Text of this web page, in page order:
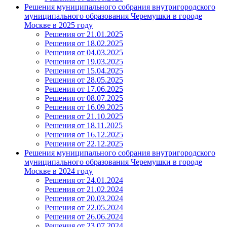
Решения муниципального собрания внутригородского
муниципального образования Черемушки в городе
Москве в 2025 году
Решения от 21.01.2025
Решения от 18.02.2025
Решения от 04.03.2025
Решения от 19.03.2025
Решения от 15.04.2025
Решения от 28.05.2025
Решения от 17.06.2025
Решения от 08.07.2025
Решения от 16.09.2025
Решения от 21.10.2025
Решения от 18.11.2025
Решения от 16.12.2025
Решения от 22.12.2025
Решения муниципального собрания внутригородского
муниципального образования Черемушки в городе
Москве в 2024 году
Решения от 24.01.2024
Решения от 21.02.2024
Решения от 20.03.2024
Решения от 22.05.2024
Решения от 26.06.2024